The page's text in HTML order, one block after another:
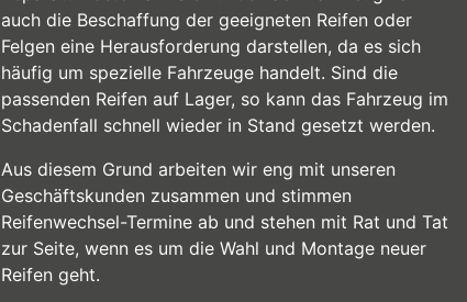
auch die Beschaffung der geeigneten Reifen oder
Felgen eine Herausforderung darstellen, da es sich
häufig um spezielle Fahrzeuge handelt. Sind die
passenden Reifen auf Lager, so kann das Fahrzeug im
Schadenfall schnell wieder in Stand gesetzt werden.
Aus diesem Grund arbeiten wir eng mit unseren
Geschäftskunden zusammen und stimmen
Reifenwechsel-Termine ab und stehen mit Rat und Tat
zur Seite, wenn es um die Wahl und Montage neuer
Reifen geht.